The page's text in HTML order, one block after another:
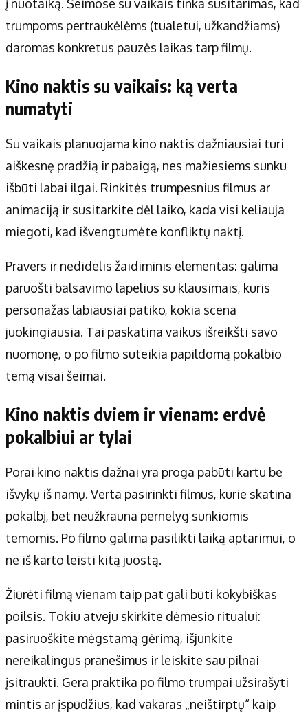
į nuotaiką. Šeimose su vaikais tinka susitarimas, kad
trumpoms pertraukėlėms (tualetui, užkandžiams)
daromas konkretus pauzės laikas tarp filmų.
Kino naktis su vaikais: ką verta
numatyti
Su vaikais planuojama kino naktis dažniausiai turi
aiškesnę pradžią ir pabaigą, nes mažiesiems sunku
išbūti labai ilgai. Rinkitės trumpesnius filmus ar
animaciją ir susitarkite dėl laiko, kada visi keliauja
miegoti, kad išvengtumėte konfliktų naktį.
Pravers ir nedidelis žaidiminis elementas: galima
paruošti balsavimo lapelius su klausimais, kuris
personažas labiausiai patiko, kokia scena
juokingiausia. Tai paskatina vaikus išreikšti savo
nuomonę, o po filmo suteikia papildomą pokalbio
temą visai šeimai.
Kino naktis dviem ir vienam: erdvė
pokalbiui ar tylai
Porai kino naktis dažnai yra proga pabūti kartu be
išvykų iš namų. Verta pasirinkti filmus, kurie skatina
pokalbį, bet neužkrauna pernelyg sunkiomis
temomis. Po filmo galima pasilikti laiką aptarimui, o
ne iš karto leisti kitą juostą.
Žiūrėti filmą vienam taip pat gali būti kokybiškas
poilsis. Tokiu atveju skirkite dėmesio ritualui:
pasiruoškite mėgstamą gėrimą, išjunkite
nereikalingus pranešimus ir leiskite sau pilnai
įsitraukti. Gera praktika po filmo trumpai užsirašyti
mintis ar įspūdžius, kad vakaras „neištirptų“ kaip